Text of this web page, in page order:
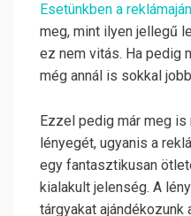
Esetünkben a
meg, mint ilyen jellegű
ez nem vitás. Ha pedig
még annál is sokkal
Ezzel pedig már meg
lényegét, ugyanis a
egy fantasztikusan
kialakult jelenség. A
tárgyakat ajándékozunk